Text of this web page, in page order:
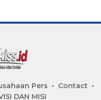
Pers
Contact
DAN MISI